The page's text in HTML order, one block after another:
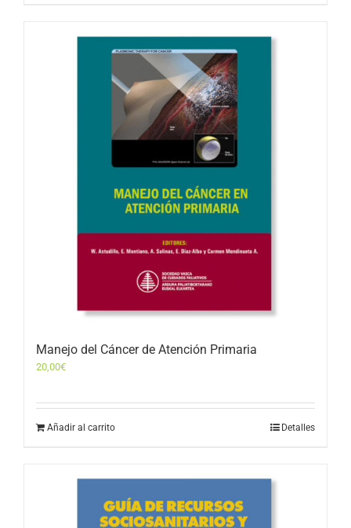
Manejo del Cáncer de Atención Primaria
20,00€
Añadir al carrito Detalles